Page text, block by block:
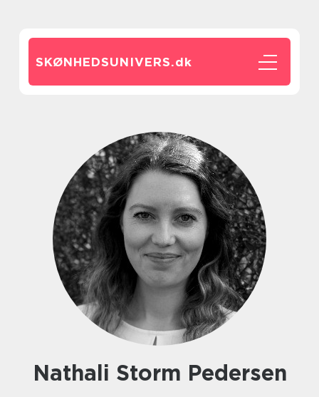
SKØNHEDSUNIVERS.dk
Nathali Storm Pedersen